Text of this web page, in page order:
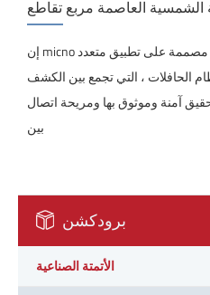
الشمسية العاصمة مربع تقاطع
إن micno الذكي الضوئية مفرق مربع مصممة على تطبيق متعدد
الحافلات ، التي تجمع بين الكشف
آمنة وموثوق بها ومريحة اتصال
بين
برودكشن
الأتمتة الصناعية